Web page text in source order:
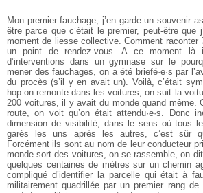
Mon premier fauchage, j’en garde un souvenir
être parce que c’était le premier, peut-être que
moment de liesse collective. Comment raconter
un point de rendez-vous. A ce moment
d’interventions dans un gymnase sur le
mener des fauchages, on a été briefé·e·s par
du procès (s’il y en avait un). Voilà, c’était
hop on remonte dans les voitures, on suit la
200 voitures, il y avait du monde quand même.
route, on voit qu’on était attendu·e·s. Donc
dimension de visibilité, dans le sens où tous
garés les uns après les autres, c’est sûr
Forcément ils sont au nom de leur conducteur
monde sort des voitures, on se rassemble, on
quelques centaines de mètres sur un chemin
compliqué d’identifier la parcelle qui était à
militairement quadrillée par un premier rang de